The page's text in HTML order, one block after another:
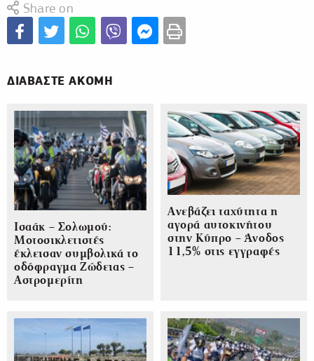
Share on
ΔΙΑΒΑΣΤΕ ΑΚΟΜΗ
Ισαάκ – Σολωμού:
Μοτοσικλετιστές
έκλεισαν συμβολικά το
οδόφραγμα Ζώδειας –
Αστρομερίτη
Ανεβάζει ταχύτητα η
αγορά αυτοκινήτου
στην Κύπρο – Άνοδος
11,5% στις εγγραφές